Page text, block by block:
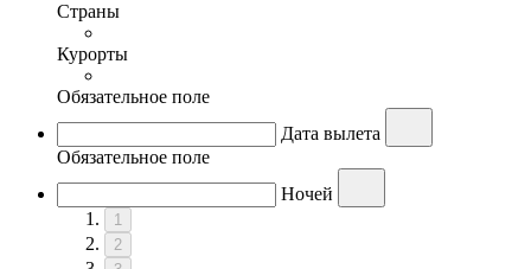
Страны
Курорты
Обязательное поле
Дата вылета
Обязательное поле
Ночей
1
2